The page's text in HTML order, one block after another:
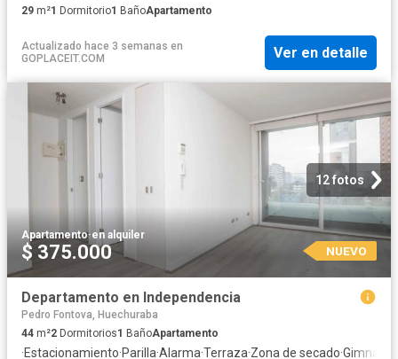
29 m²1 Dormitorio1 BañoApartamento
Actualizado hace 3 semanas en
GOPLACEIT.COM
Ver en detalle
12 fotos
Apartamento·en alquiler
$ 375.000 NUEVO
Departamento en Independencia
Pedro Fontova, Huechuraba
44 m²2 Dormitorios1 BañoApartamento
·Estacionamiento·Parilla·Alarma·Terraza·Zona de secado·Gimnasio